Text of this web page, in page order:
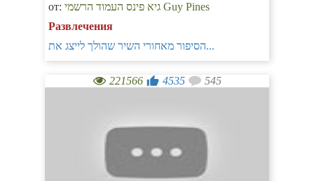
от:
גיא פינס העמוד הרשמי Guy Pines
Развлечения
הסיפור מאחורי השיר שהולך לייצג את...
221566 4535 545